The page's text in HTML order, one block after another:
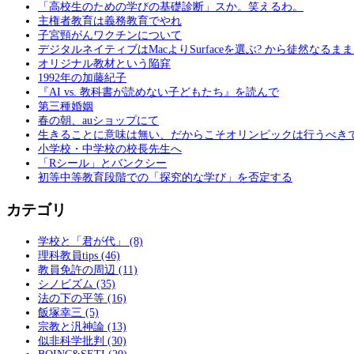
「高校生のための学びの基礎診断」スか。笑えるわ。
主権者教育は義務教育でやれ
子宮頸がんワクチンについて
デジタルネイティブはMacよりSurfaceを選ぶ? から徒然なるまま
オリジナル教材という陥穽
1992年の加藤紀子
『AI vs. 教科書が読めない子どもたち』を読んで
第三種婚姻
春の朝、auショップにて
生きることに意味は無い、だからこそオリンピックは行うべき
小学校・中学校の校長先生へ
「Rシール」とバンクシー
初等中等教育段階での「探究的な学び」を否定する
カテゴリ
学校と「君が代」 (8)
理科教員tips (46)
教員免許の周辺 (11)
シノビズム (35)
法の下の平等 (16)
飯塚幸三 (5)
宗教と汎神論 (13)
似非科学批判 (30)